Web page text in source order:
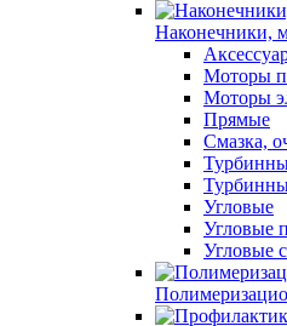
Наконечники,
Моторы
Моторы
Прямые
Смазка,
Угловые
Угловые
Угловые